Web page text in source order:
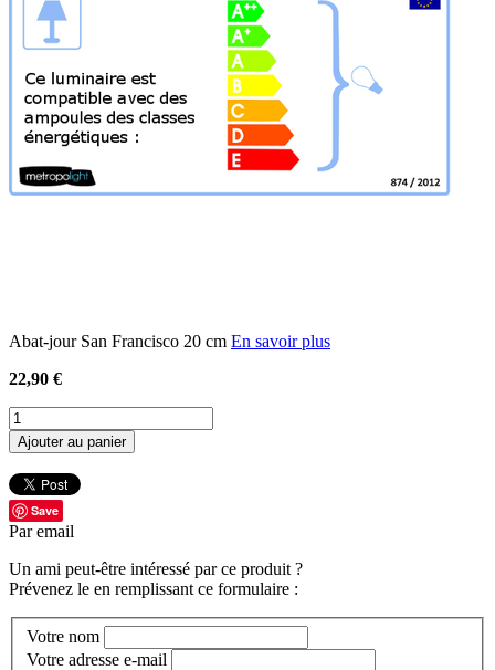
Abat-jour San Francisco 20 cm En savoir plus
22,90 €
Ajouter au panier
Save
Par email
Un ami peut-être intéressé par ce produit ?
Prévenez le en remplissant ce formulaire :
Votre nom
Votre adresse e-mail